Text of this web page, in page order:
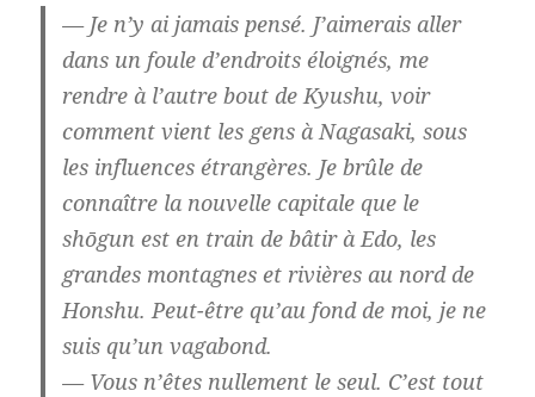
— Je n’y ai jamais pensé. J’aimerais aller
dans un foule d’endroits éloignés, me
rendre à l’autre bout de Kyushu, voir
comment vient les gens à Nagasaki, sous
les influences étrangères. Je brûle de
connaître la nouvelle capitale que le
shōgun est en train de bâtir à Edo, les
grandes montagnes et rivières au nord de
Honshu. Peut-être qu’au fond de moi, je ne
suis qu’un vagabond.
— Vous n’êtes nullement le seul. C’est tout